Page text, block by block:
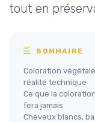
tout en
SOMMAIRE
Coloration
réalité technique
Ce que la
fera jamais
Cheveux blancs,